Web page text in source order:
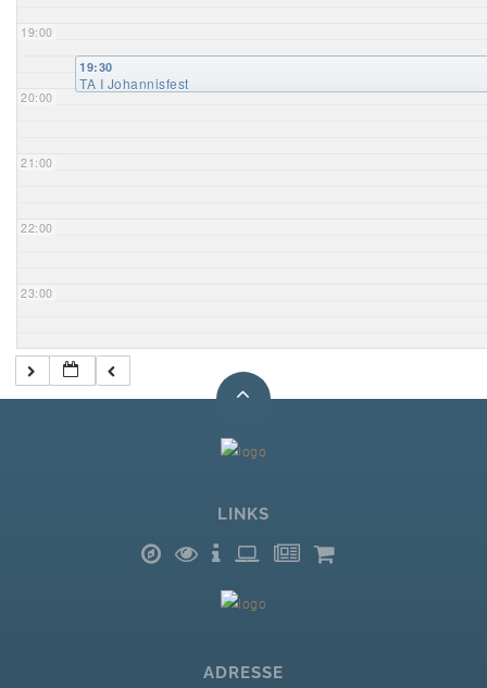
19:00
20:00
21:00
22:00
23:00
19:30
TA I Johannisfest
LINKS
ADRESSE